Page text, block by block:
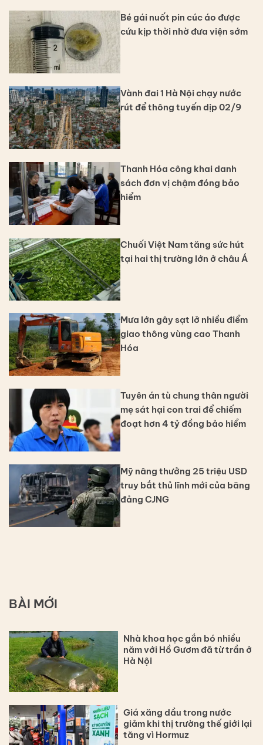
Bé gái nuốt pin cúc áo được
cứu kịp thời nhờ đưa viện sớm
Vành đai 1 Hà Nội chạy nước
rút để thông tuyến dịp 02/9
Thanh Hóa công khai danh
sách đơn vị chậm đóng bảo
hiểm
Chuối Việt Nam tăng sức hút
tại hai thị trường lớn ở châu Á
Mưa lớn gây sạt lở nhiều điểm
giao thông vùng cao Thanh
Hóa
Tuyên án tù chung thân người
mẹ sát hại con trai để chiếm
đoạt hơn 4 tỷ đồng bảo hiểm
Mỹ nâng thưởng 25 triệu USD
truy bắt thủ lĩnh mới của băng
đảng CJNG
BÀI MỚI
Nhà khoa học gắn bó nhiều
năm với Hồ Gươm đã từ trần ở
Hà Nội
Giá xăng dầu trong nước
giảm khi thị trường thế giới lại
tăng vì Hormuz